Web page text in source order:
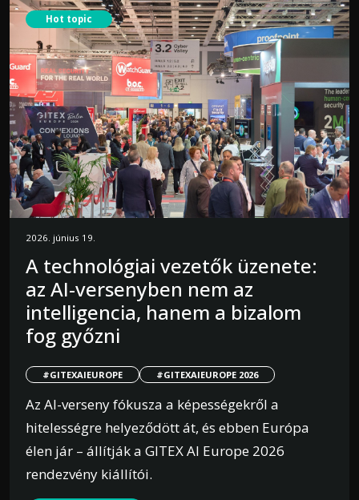
Hot topic
2026. június 19.
A technológiai vezetők üzenete:
az AI-versenyben nem az
intelligencia, hanem a bizalom
fog győzni
#GITEXAIEUROPE #GITEXAIEUROPE 2026
Az AI-verseny fókusza a képességekről a
hitelességre helyeződött át, és ebben Európa
élen jár – állítják a GITEX AI Europe 2026
rendezvény kiállítói.